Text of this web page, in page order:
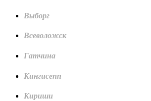
Выборг
Всеволожск
Гатчина
Кингисепп
Кириши